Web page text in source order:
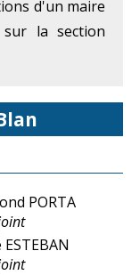
d'un maire
sur la section
PORTA